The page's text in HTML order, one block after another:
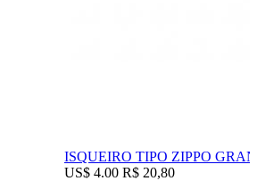
ISQUEIRO TIPO ZIPPO
US$ 4.00 R$ 20,80